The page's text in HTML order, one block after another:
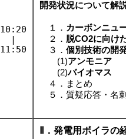
10:20
|
11:50
開発状況について解
１． カーボンニュ
２． 脱CO2に向け
３． 個別技術の開
(1)アンモニア
(2)バイオマス
４．まとめ
５．質疑応答・名
Ⅱ．発電用ボイラの